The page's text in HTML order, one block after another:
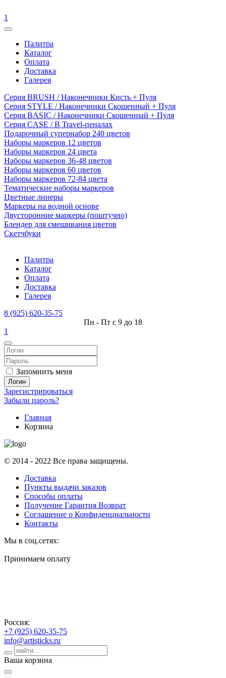
1
Палитра
Каталог
Оплата
Доставка
Галерея
Серия BRUSH / Наконечники Кисть + Пуля
Серия STYLE / Наконечники Скошенный + Пуля
Серия BASIC / Наконечники Скошенный + Пуля
Серия CASE / В Travel-пеналах
Подарочный супернабор 240 цветов
Наборы маркеров 12 цветов
Наборы маркеров 24 цвета
Наборы маркеров 36-48 цветов
Наборы маркеров 60 цветов
Наборы маркеров 72-84 цвета
Тематические наборы маркеров
Цветные линеры
Маркеры на водной основе
Двусторонние маркеры (поштучно)
Блендер для смешивания цветов
Скетчбуки
Палитра
Каталог
Оплата
Доставка
Галерея
8 (925) 620-35-75
Пн - Пт с 9 до 18
1
Запомнить меня
Логин
Зарегистрироваться
Забыли пароль?
Главная
Корзина
© 2014 - 2022 Все права защищены.
Доставка
Пункты выдачи заказов
Способы оплаты
Получение Гарантия Возврат
Соглашение о Конфиденциальности
Контакты
Мы в соц.сетях:
Принимаем оплату
Россия:
+7 (925) 620-35-75
info@artisticks.ru
Ваша корзина